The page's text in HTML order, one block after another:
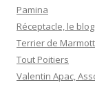
Pamina
Réceptacle, le
Terrier de
Tout Poitiers
Valentin Apac,